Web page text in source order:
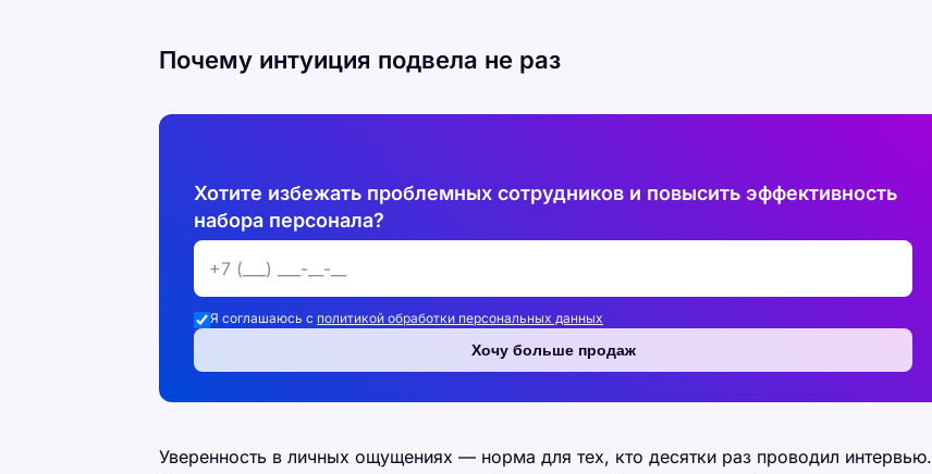
Почему интуиция подвела не раз
Хотите избежать проблемных сотрудников и повысить эффективность
набора персонала?
Я соглашаюсь с политикой обработки персональных данных
Хочу больше продаж
Уверенность в личных ощущениях — норма для тех, кто десятки раз проводил интервью.